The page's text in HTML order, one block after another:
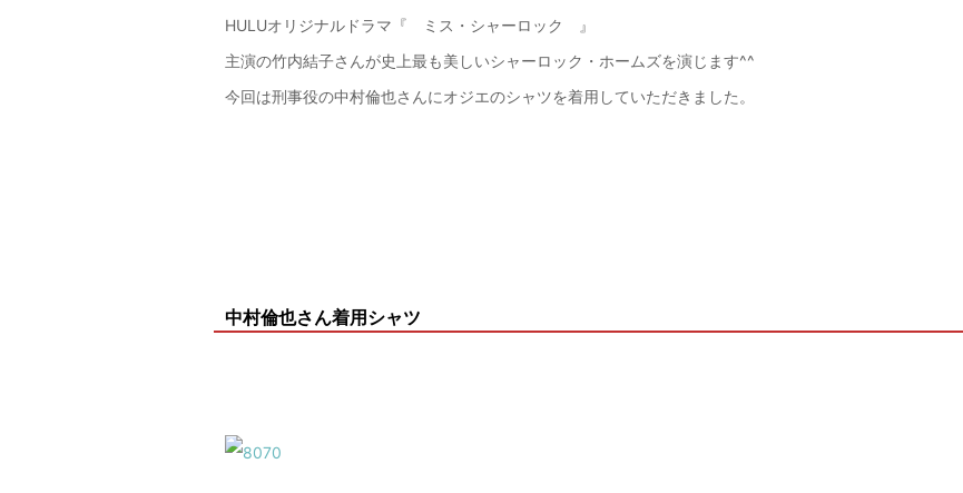
HULUオリジナルドラマ『 ミス・シャーロック 』
主演の竹内結子さんが史上最も美しいシャーロック・ホームズを演じます^^
今回は刑事役の中村倫也さんにオジエのシャツを着用していただきました。
中村倫也さん着用シャツ